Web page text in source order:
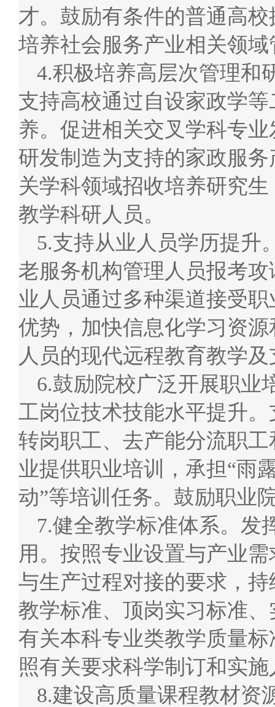
才。鼓励有条件的普通高
培养社会服务产业相关领
4.积极培养高层次管理和
支持高校通过自设家政学
养。促进相关交叉学科专
研发制造为支持的家政服
关学科领域招收培养研究
教学科研人员。
5.支持从业人员学历提升
老服务机构管理人员报考
业人员通过多种渠道接受
优势，加快信息化学习资
人员的现代远程教育教学
6.鼓励院校广泛开展职业
工岗位技术技能水平提升
转岗职工、去产能分流职
业提供职业培训，承担“雨
动”等培训任务。鼓励职业
7.健全教学标准体系。发
用。按照专业设置与产业
与生产过程对接的要求，
教学标准、顶岗实习标准
有关本科专业类教学质量
照有关要求科学制订和实
8.建设高质量课程教材资